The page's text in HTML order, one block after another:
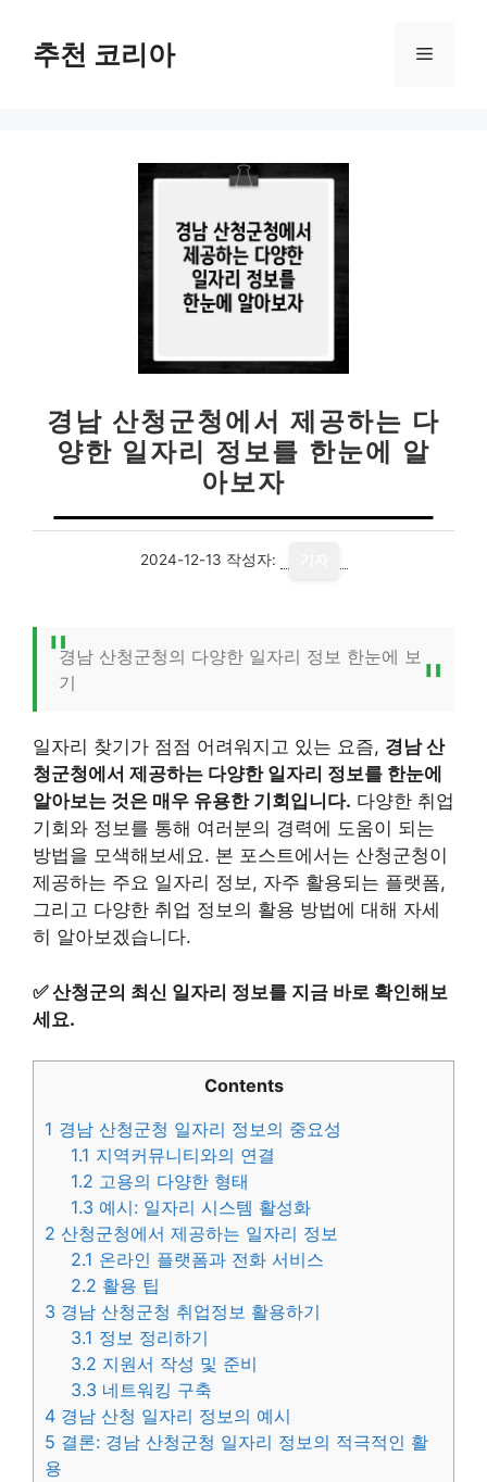
추천 코리아 메
경남 산청군청에서 제공하는 다
양한 일자리 정보를 한눈에 알
아보자
2024-12-13 작성자:
경남 산청군청의 다양한 일자리 정보 한눈에 보
기
일자리 찾기가 점점 어려워지고 있는 요즘, 경남 산
청군청에서 제공하는 다양한 일자리 정보를 한눈에
알아보는 것은 매우 유용한 기회입니다. 다양한 취업
기회와 정보를 통해 여러분의 경력에 도움이 되는
방법을 모색해보세요. 본 포스트에서는 산청군청이
제공하는 주요 일자리 정보, 자주 활용되는 플랫폼,
그리고 다양한 취업 정보의 활용 방법에 대해 자세
히 알아보겠습니다.
✅산청군의 최신 일자리 정보를 지금 바로 확인해보
세요.
Contents
1 경남 산청군청 일자리 정보의 중요성
1.1 지역커뮤니티와의 연결
1.2 고용의 다양한 형태
1.3 예시: 일자리 시스템 활성화
2 산청군청에서 제공하는 일자리 정보
2.1 온라인 플랫폼과 전화 서비스
2.2 활용 팁
3 경남 산청군청 취업정보 활용하기
3.1 정보 정리하기
3.2 지원서 작성 및 준비
3.3 네트워킹 구축
4 경남 산청 일자리 정보의 예시
5 결론: 경남 산청군청 일자리 정보의 적극적인 활
용